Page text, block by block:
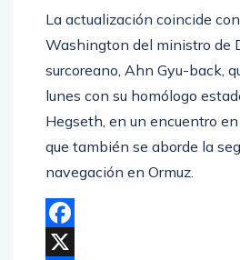
La actualización coincide
Washington del ministro de
surcoreano, Ahn Gyu-back,
lunes con su homólogo
Hegseth, en un encuentro
que también se aborde la
navegación en Ormuz.
Facebook